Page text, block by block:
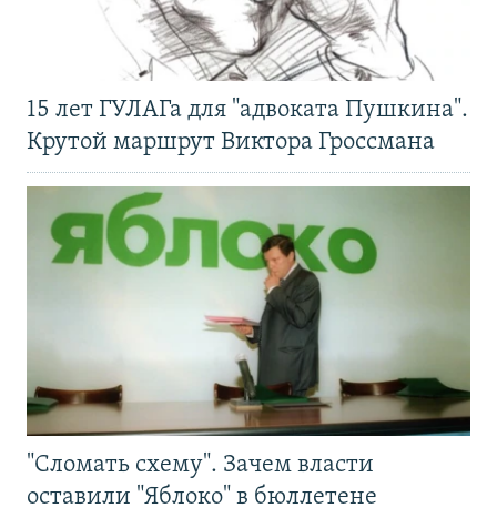
15 лет ГУЛАГа для "адвоката Пушкина".
Крутой маршрут Виктора Гроссмана
"Сломать схему". Зачем власти
оставили "Яблоко" в бюллетене